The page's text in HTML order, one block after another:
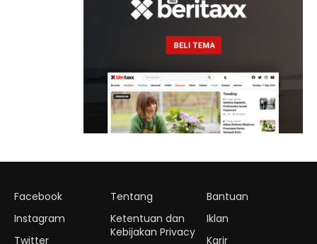
Facebook
Instagram
Twitter
Tentang
Ketentuan dan
Kebijakan Privacy
Bantuan
Iklan
Karir